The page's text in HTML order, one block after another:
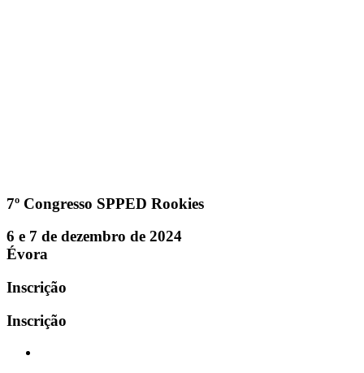
7º Congresso SPPED Rookies
6 e 7 de dezembro de 2024​
Évora
Inscrição
Inscrição